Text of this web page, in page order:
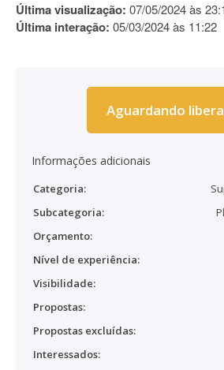
Última visualização: 07/05/2024 às
Última interação: 05/03/2024 às 11:22
Aguardando
Informações adicionais
Categoria:
Subcategoria:
Orçamento:
Nível de experiência:
Visibilidade:
Propostas:
Propostas excluídas:
Interessados: